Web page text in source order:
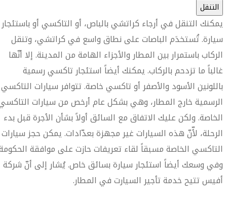
التنقل
يمكنك التنقل في أرجاء كراتشي بالباص، أو التاكسي أو باستئجار
سيارة. تُستخدَم الباصات على نطاق واسع في كراتشي، وتنقل
الركاب باستمرار بين المطار والأجزاء الهامة من المدينة. إلا أنّها
غالباً ما تزدحم بالركاب. يمكنك أيضاً استئجار تاكسي رسمية
باللونين الأسود والأصفر أو تاكسي خاصة. تتوافر سيارات التاكسي
الرسمية خارج المطار، وهي بشكل عام أرخص من سيارات
الخاصة. ولكن عليك الاتفاق مع السائق أولاً بشأن الأجرة قبل بدء
الرحلة، لأّنّ هذه السيارات غير مجهزة بعدّادات. يمكن حجز سيارات
التاكسي الخاصة مسبقاً لقاء تعريفات حازت على موافقة
وفي وسعك أيضاً استئجار سيارة بسائق خاص. يُشار إلى أنّ شركة
أفيس تتيح خدمة تأجير السيارت في المطار.